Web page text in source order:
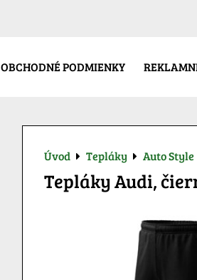
OBCHODNÉ PODMIENKY
Úvod Tepláky Auto Style
Tepláky Audi,